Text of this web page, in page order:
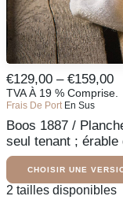
produit
existe
en
plusieurs
variantes.
Les
options
peuvent
être
€129,00 – €159,00
De
:
€
À
TVA À 19 % Comprise.
Frais De PortEn Sus
Boos 1887 /
seul tenant ;
CHOISIR UNE
Ce
2 tailles disponibles